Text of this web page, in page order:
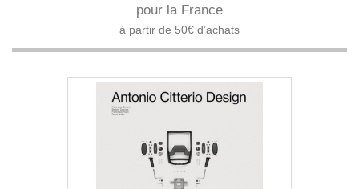
pour la France
à partir de 50€ d’achats